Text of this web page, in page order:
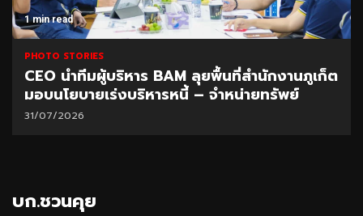
1 min read
PHOTO STORIES
CEO นำทีมผู้บริหาร BAM ลุยพื้นที่สำนักงานภูเก็ต
มอบนโยบายเร่งบริหารหนี้ – จำหน่ายทรัพย์
31/07/2026
บก.ชวนคุย